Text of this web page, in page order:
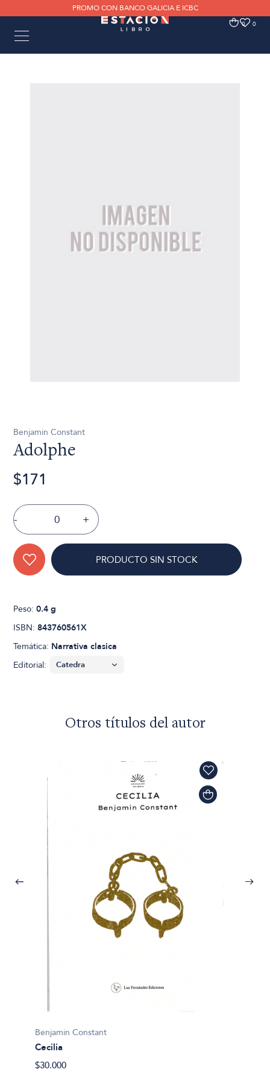
PROMO CON BANCO GALICIA E ICBC
0 0
Benjamin Constant
Adolphe
$171
- +
PRODUCTO SIN STOCK
Peso:0.4 g
ISBN:843760561X
Temática: Narrativa clasica
Editorial:
Otros títulos del autor
Benjamin Constant
Cecilia
$30.000